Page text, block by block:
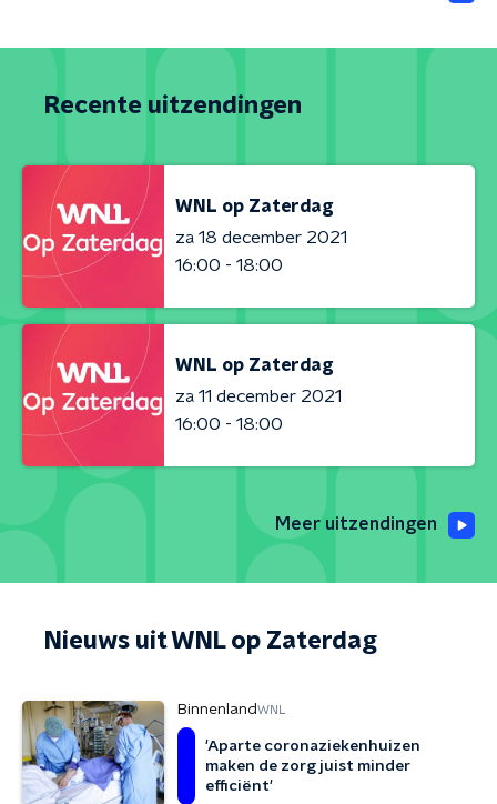
Recente uitzendingen
WNL op Zaterdag
za 18 december 2021
16:00 - 18:00
WNL op Zaterdag
za 11 december 2021
16:00 - 18:00
Meer uitzendingen
Nieuws uit WNL op Zaterdag
BinnenlandWNL
'Aparte coronaziekenhuizen
maken de zorg juist minder
efficiënt'